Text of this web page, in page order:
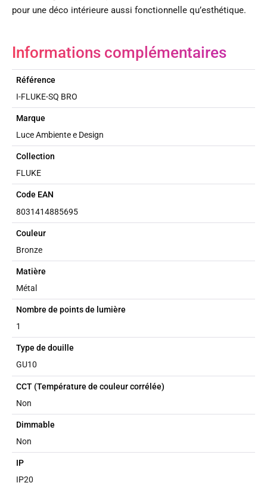
pour une déco intérieure aussi fonctionnelle qu’esthétique.
Informations complémentaires
Référence
I-FLUKE-SQ BRO
Marque
Luce Ambiente e Design
Collection
FLUKE
Code EAN
8031414885695
Couleur
Bronze
Matière
Métal
Nombre de points de lumière
1
Type de douille
GU10
CCT (Température de couleur corrélée)
Non
Dimmable
Non
IP
IP20